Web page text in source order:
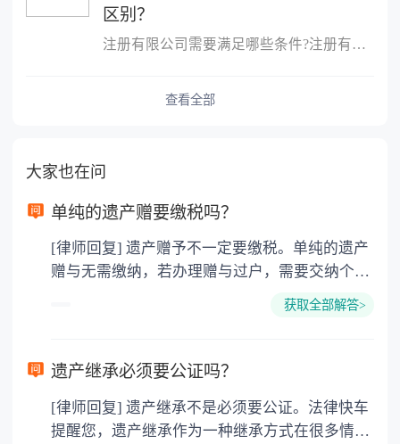
区别？
注册有限公司需要满足哪些条件?注册有限公司需要满足什么条件?1、股
查看全部
大家也在问
单纯的遗产赠要缴税吗？
[律师回复] 遗产赠予不一定要缴税。单纯的遗产
赠与无需缴纳，若办理赠与过户，需要交纳个人
所得税、契税和公证费。赠与过户是没有增值税
要缴纳公证费，具体如下： 1. 公证费：按房
3. 印花税：按房屋评估价的0.05%缴纳 4. 土
地增值税：按房价1%缴纳 5. 房屋产权登记费：
获取全部解答>
遗产继承必须要公证吗？
[律师回复] 遗产继承不是必须要公证。法律快车
提醒您，遗产继承作为一种继承方式在很多情况